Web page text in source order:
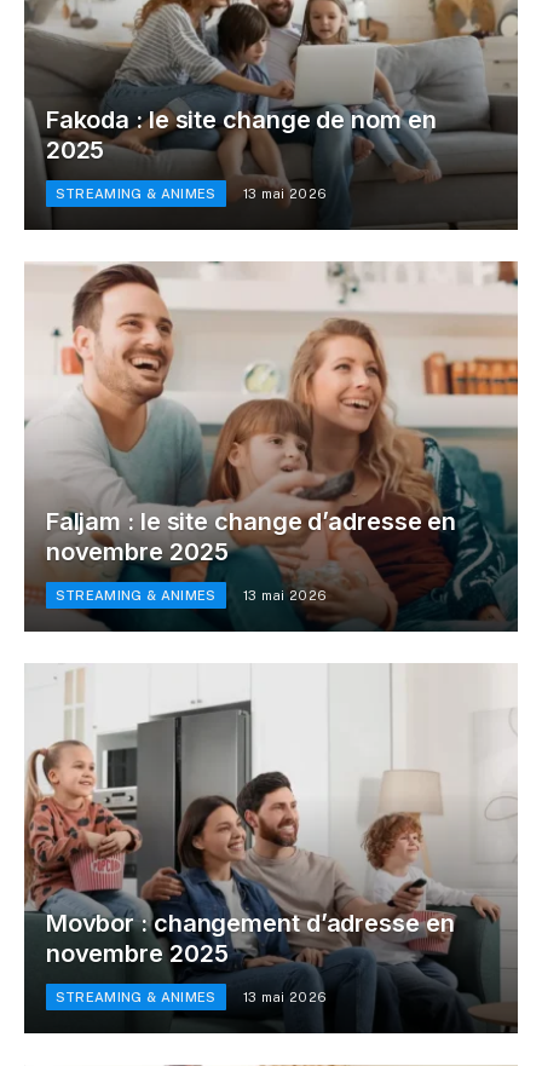
Fakoda : le site change de nom en
2025
STREAMING & ANIMES 13 mai 2026
Faljam : le site change d’adresse en
novembre 2025
STREAMING & ANIMES 13 mai 2026
Movbor : changement d’adresse en
novembre 2025
STREAMING & ANIMES 13 mai 2026